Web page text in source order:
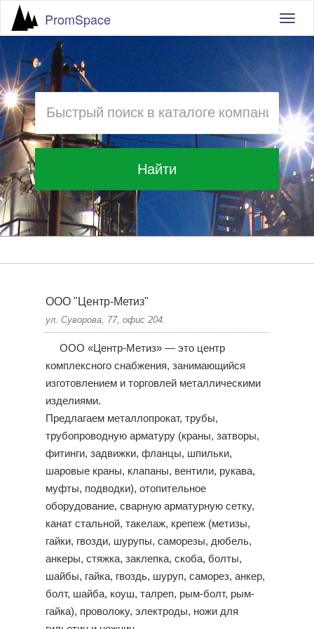
PromSpace
Найти
ООО "Центр-Метиз"
ул. Суворова, 77, офис 204.
ООО «Центр-Метиз» — это центр
комплексного снабжения, занимающийся
изготовлением и торговлей металлическими
изделиями.
Предлагаем металлопрокат, трубы,
трубопроводную арматуру (краны, затворы,
фитинги, задвижки, фланцы, шпильки,
шаровые краны, клапаны, вентили, рукава,
муфты, подводки), отопительное
оборудование, сварную арматурную сетку,
канат стальной, такелаж, крепеж (метизы,
гайки, гвозди, шурупы, саморезы, дюбель,
анкеры, стяжка, заклепка, скоба, болты,
шайбы, гайка, гвоздь, шуруп, саморез, анкер,
болт, шайба, коуш, талреп, рым-болт, рым-
гайка), проволоку, электроды, ножи для